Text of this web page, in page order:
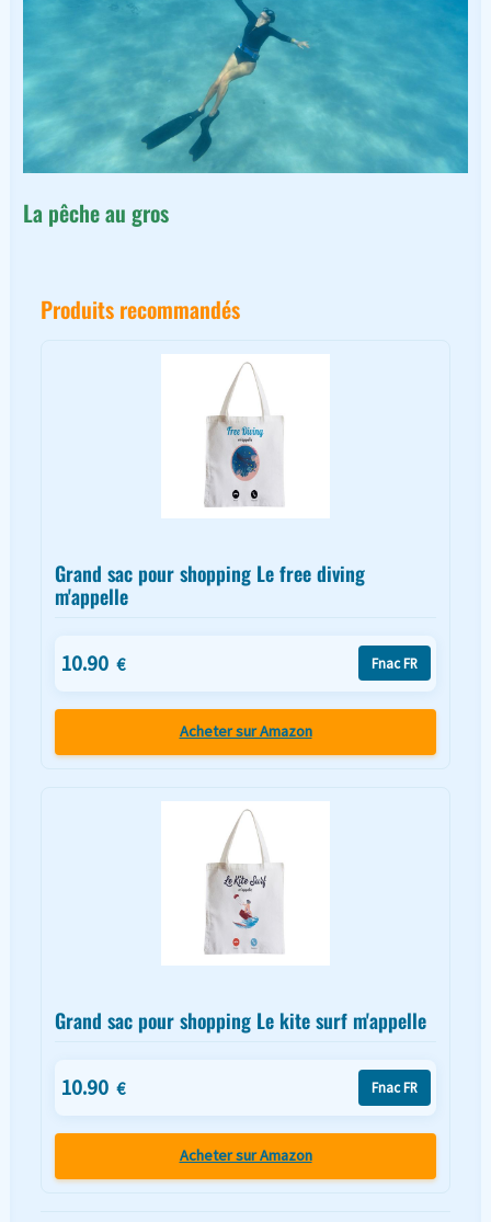
La pêche au gros
Produits recommandés
Grand sac pour shopping Le free diving
m'appelle
10.90 € Fnac FR
Acheter sur Amazon
Grand sac pour shopping Le kite surf m'appelle
10.90 € Fnac FR
Acheter sur Amazon